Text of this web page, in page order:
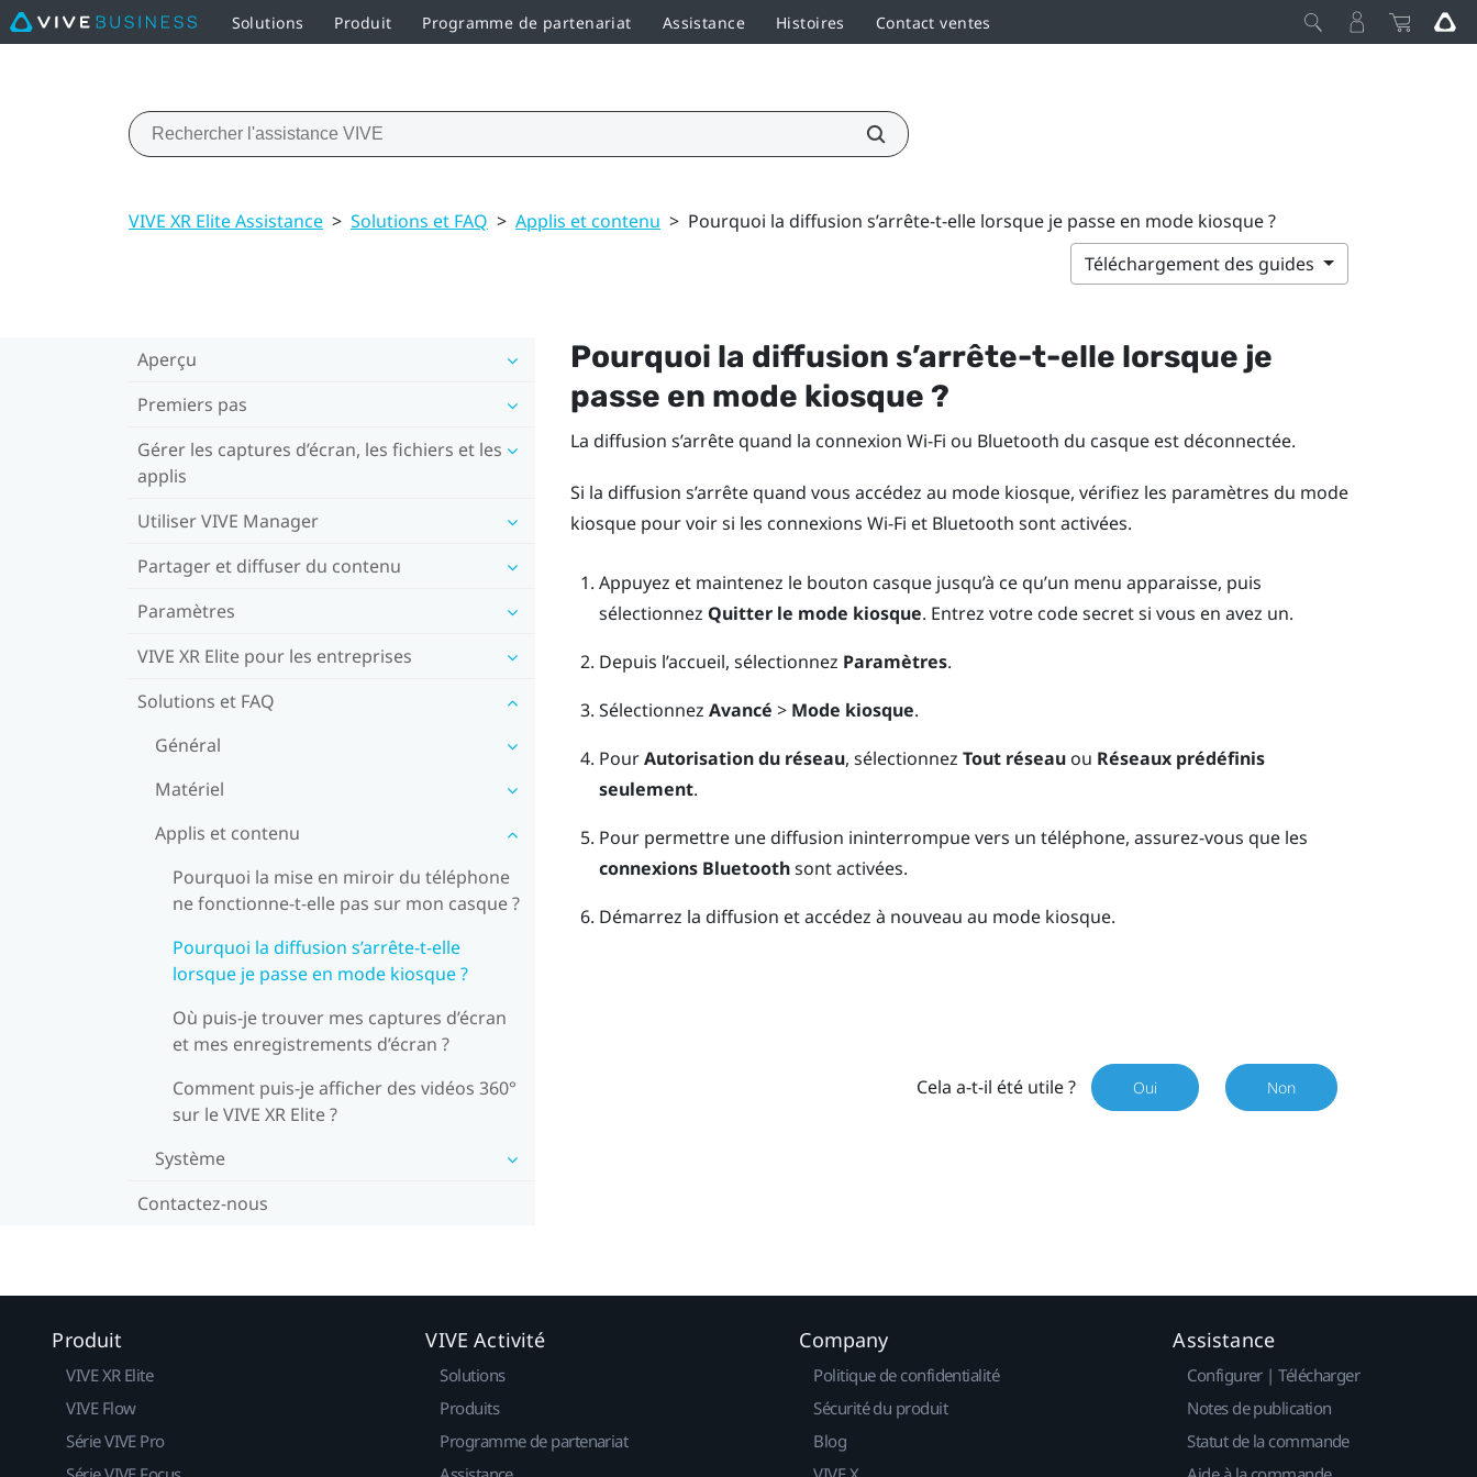
Solutions Produit Programme de partenariat Assistance Histoires Contact ventes
VIVE XR Elite Assistance > Solutions et FAQ > Applis et contenu > Pourquoi la diffusion s’arrête-t-elle lorsque je passe en mode kiosque ?
Téléchargement des guides
Aperçu
Premiers pas
Gérer les captures d’écran, les fichiers et les
applis
Utiliser VIVE Manager
Partager et diffuser du contenu
Paramètres
VIVE XR Elite pour les entreprises
Solutions et FAQ
Général
Matériel
Applis et contenu
Pourquoi la mise en miroir du téléphone
ne fonctionne-t-elle pas sur mon casque ?
Pourquoi la diffusion s’arrête-t-elle
lorsque je passe en mode kiosque ?
Où puis-je trouver mes captures d’écran
et mes enregistrements d’écran ?
Comment puis-je afficher des vidéos 360°
sur le VIVE XR Elite ?
Système
Contactez-nous
Pourquoi la diffusion s’arrête-t-elle lorsque je
passe en mode kiosque ?
La diffusion s’arrête quand la connexion Wi-Fi ou Bluetooth du casque est déconnectée.
Si la diffusion s’arrête quand vous accédez au mode kiosque, vérifiez les paramètres du mode
kiosque pour voir si les connexions Wi-Fi et Bluetooth sont activées.
Appuyez et maintenez le bouton casquejusqu’à ce qu’un menu apparaisse, puis
sélectionnez Quitter le mode kiosque. Entrez votre code secret si vous en avez un.
Depuis l’accueil, sélectionnez Paramètres.
Sélectionnez Avancé > Mode kiosque.
PourAutorisation du réseau, sélectionnez Tout réseauou Réseaux prédéfinis
seulement.
Pour permettre une diffusion ininterrompue vers un téléphone, assurez-vous que les
connexions Bluetoothsont activées.
Démarrez la diffusion et accédez à nouveau au mode kiosque.
Cela a-t-il été utile ? Oui Non
Produit
VIVE XR Elite
VIVE Flow
Série VIVE Pro
VIVE Activité
Solutions
Produits
Programme de partenariat
Company
Politique de confidentialité
Sécurité du produit
Blog
Assistance
Configurer | Télécharger
Notes de publication
Statut de la commande